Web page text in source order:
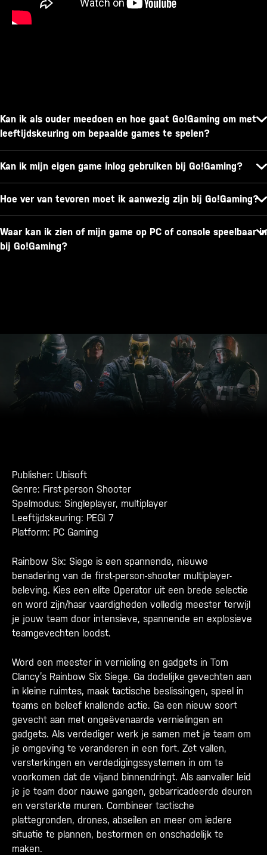
Kan ik als ouder meedoen en hoe gaat Go!Gaming om met
leeftijdskeuring om bepaalde games te spelen?
Kan ik mijn eigen game inlog gebruiken bij Go!Gaming?
Hoe ver van tevoren moet ik aanwezig zijn bij Go!Gaming?
Waar kan ik zien of mijn game op PC of console speelbaar in
bij Go!Gaming?
Publisher: Ubisoft
Genre: First-person Shooter
Spelmodus: Singleplayer, multiplayer
Leeftijdskeuring: PEGI 7
Platform: PC Gaming
Rainbow Six: Siege is een spannende, nieuwe
benadering van de first-person-shooter multiplayer-
beleving. Kies een elite Operator uit een brede selectie
en word zijn/haar vaardigheden volledig meester terwijl
je jouw team door intensieve, spannende en explosieve
teamgevechten loodst.
Word een meester in vernieling en gadgets in Tom
Clancy’s Rainbow Six Siege. Ga dodelijke gevechten aan
in kleine ruimtes, maak tactische beslissingen, speel in
teams en beleef knallende actie. Ga een nieuw soort
gevecht aan met ongeëvenaarde vernielingen en
gadgets. Als verdediger werk je samen met je team om
je omgeving te veranderen in een fort. Zet vallen,
versterkingen en verdedigingssystemen in om te
voorkomen dat de vijand binnendringt. Als aanvaller leid
je je team door nauwe gangen, gebarricadeerde deuren
en versterkte muren. Combineer tactische
plattegronden, drones, abseilen en meer om iedere
situatie te plannen, bestormen en onschadelijk te
maken.